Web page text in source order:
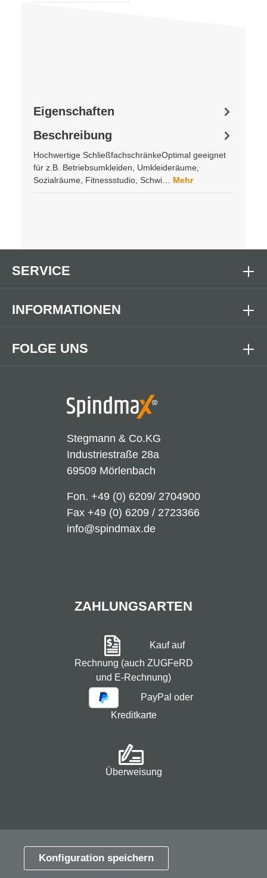
Konfiguration speichern
Beschreibung
Hochwertige SchließfachschränkeOptimal geeignet
für z.B. Betriebsumkleiden, Umkleideräume,
Sozialräume, Fitnessstudio, Schwi… Mehr
Eigenschaften
Stegmann & Co.KG
Industriestraße 28a
69509 Mörlenbach
Fon. +49 (0) 6209/ 2704900
Fax +49 (0) 6209 / 2723366
info@spindmax.de
FOLGE UNS
SERVICE
INFORMATIONEN
ZAHLUNGSARTEN
Kauf auf
Rechnung (auch ZUGFeRD
und E-Rechnung)
PayPal oder
Kreditkarte
Überweisung
Versandkosten
und ggf. Nachnahmegebühren, wenn
nicht anders angegeben.